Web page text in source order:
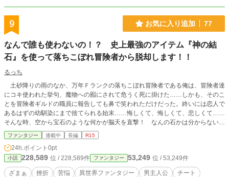
9 お気に入り追加 77
なんで誰も使わないの！？ 史上最強のアイテム『神の結
石』を使って落ちこぼれ冒険者から脱却します！！
るっち
土砂降りの雨のなか、万年Ｆランクの落ちこぼれ冒険者である俺は、冒険者達
にコキ使われた挙句、魔物への囮にされて危うく死に掛けた……しかも、そのこ
とを冒険者ギルドの職員に報告しても鼻で笑われただけだった。終いには恋人で
あるはずの幼馴染にまで捨てられる始末……悔しくて、悔しくて、悲しくて……
そんな時、空から宝石のような何かが脳天を直撃！ なんの石かは分からないけ
ど綺麗だから御守りに。そしたら何故かなんでもできる気がしてきた！ あとは
その石のチカラを使い、今まで俺を見下し蔑んできた奴らをギャフンッと言わせ
て、落ちこぼれ冒険者から脱却してみせる！！
ファンタジー 連載中 長編 R15
24h.ポイント 0pt
小説 228,589 位 / 228,589件 ファンタジー 53,249 位 / 53,249件
ざまぁ 挫折 苦悩 異世界ファンタジー 男主人公
チート